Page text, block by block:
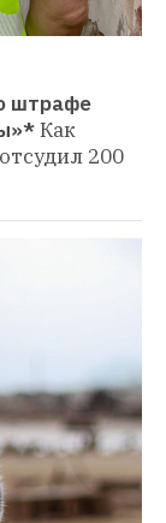
штрафе
Как
200